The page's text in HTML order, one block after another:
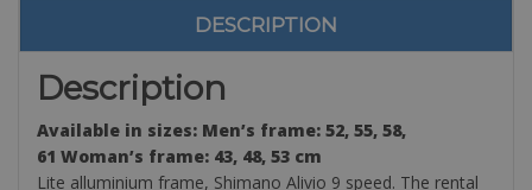
DESCRIPTION
Description
Available in sizes: Men’s frame: 52, 55, 58,
61 Woman’s frame: 43, 48, 53 cm
Lite alluminium frame, Shimano Alivio 9 speed. The rental